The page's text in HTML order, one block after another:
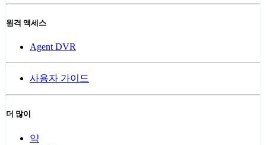
원격 액세스
Agent DVR
사용자 가이드
더 많이
약